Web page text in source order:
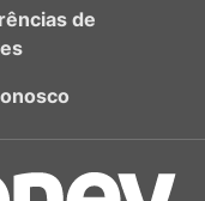
de